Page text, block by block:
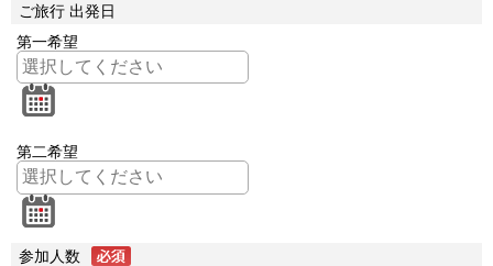
ご旅行 出発日
第一希望
第二希望
参加人数